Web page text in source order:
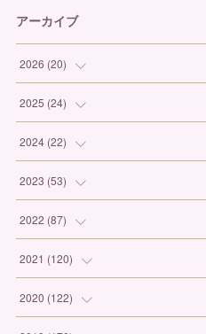
アーカイブ
2026 (20)
(1
(3
(6
(5
2025 (24)
(1
(7
(3
(4)
2024 (22)
(1
(1
(2)
(2)
2023 (53)
(6
(1)
(3)
(3)
2022 (87)
(12
(9)
2021 (120)
(10
2020 (122)